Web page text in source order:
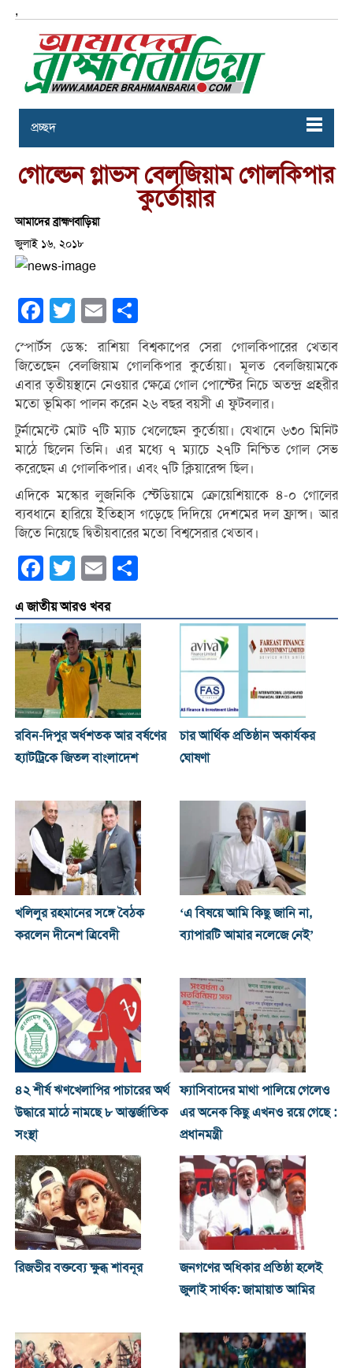
,
প্রচ্ছদ
গোল্ডেন গ্লাভস বেলজিয়াম গোলকিপার
কুর্তোয়ার
আমাদের ব্রাহ্মণবাড়িয়া
জুলাই ১৬, ২০১৮
Facebook
Twitter Email
স্পোর্টস ডেস্ক: রাশিয়া বিশ্বকাপের সেরা গোলকিপারের খেতাব
জিতেছেন বেলজিয়াম গোলকিপার কুর্তোয়া। মূলত বেলজিয়ামকে
এবার তৃতীয়স্থানে নেওয়ার ক্ষেত্রে গোল পোস্টের নিচে অতন্দ্র প্রহরীর
মতো ভূমিকা পালন করেন ২৬ বছর বয়সী এ ফুটবলার।
টুর্নামেন্টে মোট ৭টি ম্যাচ খেলেছেন কুর্তোয়া। যেখানে ৬৩০ মিনিট
মাঠে ছিলেন তিনি। এর মধ্যে ৭ ম্যাচে ২৭টি নিশ্চিত গোল সেভ
করেছেন এ গোলকিপার। এবং ৭টি ক্লিয়ারেন্স ছিল।
এদিকে মস্কোর লুজনিকি স্টেডিয়ামে ক্রোয়েশিয়াকে ৪-০ গোলের
ব্যবধানে হারিয়ে ইতিহাস গড়েছে দিদিয়ে দেশমের দল ফ্রান্স। আর
জিতে নিয়েছে দ্বিতীয়বারের মতো বিশ্বসেরার খেতাব।
Facebook
Twitter Email
এ জাতীয় আরও খবর
রবিন-দিপুর অর্ধশতক আর বর্ষণের
হ্যাটট্রিকে জিতল বাংলাদেশ
চার আর্থিক প্রতিষ্ঠান অকার্যকর
ঘোষণা
খ‌লিলুর রহমানের সঙ্গে বৈঠক
করলেন দীনেশ ত্রিবেদী
‘এ বিষয়ে আমি কিছু জানি না,
ব্যাপারটি আমার নলেজে নেই’
৪২ শীর্ষ ঋণখেলাপির পাচারের অর্থ
উদ্ধারে মাঠে নামছে ৮ আন্তর্জাতিক
সংস্থা
ফ্যাসিবাদের মাথা পালিয়ে গেলেও
এর অনেক কিছু এখনও রয়ে গেছে :
প্রধানমন্ত্রী
রিজভীর বক্তব্যে ক্ষুব্ধ শাবনূর
জনগণের অধিকার প্রতিষ্ঠা হলেই
জুলাই সার্থক: জামায়াত আমির